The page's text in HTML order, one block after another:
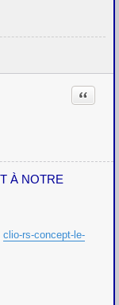
Citation
clio-rs-concept-le-